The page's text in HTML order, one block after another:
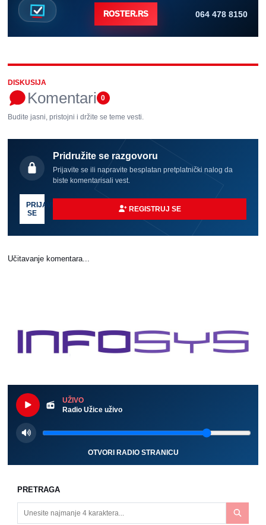
ROSTER.RS 064 478 8150
DISKUSIJA
Komentari 0
Budite jasni, pristojni i držite se teme vesti.
Pridružite se razgovoru
Prijavite se ili napravite besplatan pretplatnički nalog da
biste komentarisali vest.
PRIJAVI
SE
REGISTRUJ SE
Učitavanje komentara...
UŽIVO
Radio Užice uživo
OTVORI RADIO STRANICU
PRETRAGA